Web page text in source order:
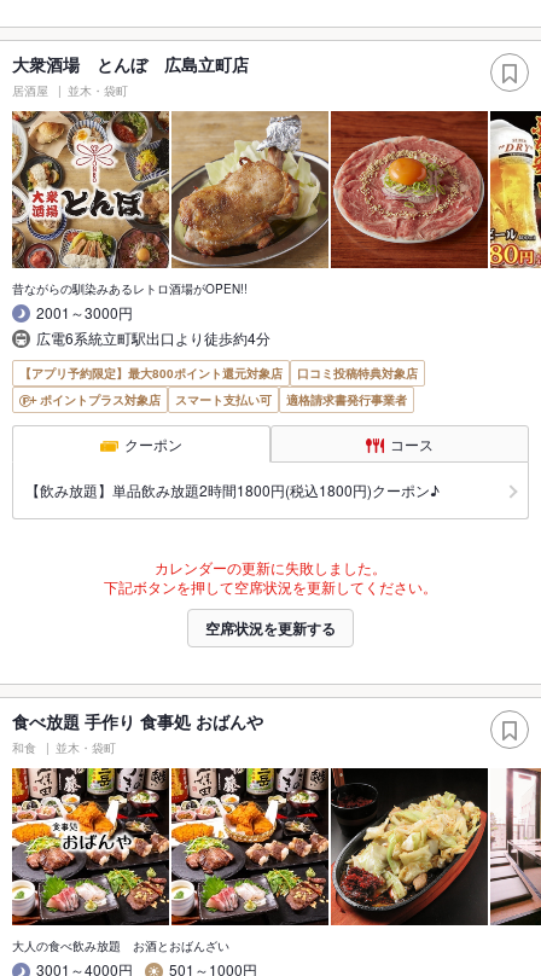
大衆酒場 とんぼ 広島立町店
居酒屋 並木・袋町
昔ながらの馴染みあるレトロ酒場がOPEN!!
2001～3000円
広電6系統立町駅出口より徒歩約4分
【アプリ予約限定】最大800ポイント還元対象店
口コミ投稿特典対象店
ポイントプラス対象店
スマート支払い可 適格請求書発行事業者
クーポン コース
【飲み放題】単品飲み放題2時間1800円(税込1800円)クーポン♪
カレンダーの更新に失敗しました。
下記ボタンを押して空席状況を更新してください。
空席状況を更新する
食べ放題 手作り 食事処 おばんや
和食 並木・袋町
大人の食べ飲み放題 お酒とおばんざい
3001～4000円
501～1000円